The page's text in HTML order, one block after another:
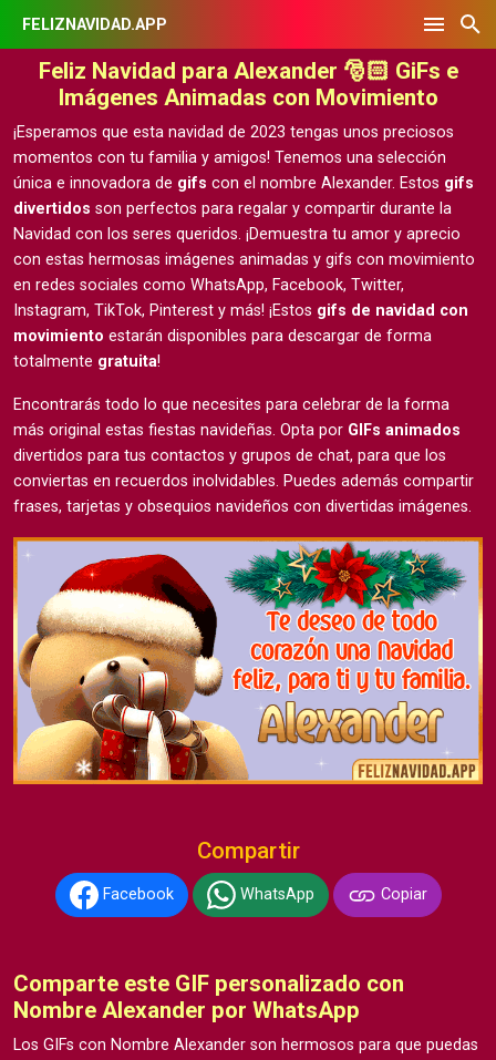
FELIZNAVIDAD.APP
Feliz Navidad para Alexander 🎅🏻 GiFs e
Imágenes Animadas con Movimiento
¡Esperamos que esta navidad de 2023 tengas unos preciosos
momentos con tu familia y amigos! Tenemos una selección
única e innovadora de gifs con el nombre Alexander. Estos gifs
divertidos son perfectos para regalar y compartir durante la
Navidad con los seres queridos. ¡Demuestra tu amor y aprecio
con estas hermosas imágenes animadas y gifs con movimiento
en redes sociales como WhatsApp, Facebook, Twitter,
Instagram, TikTok, Pinterest y más! ¡Estos gifs de navidad con
movimiento estarán disponibles para descargar de forma
totalmente gratuita!
Encontrarás todo lo que necesites para celebrar de la forma
más original estas fiestas navideñas. Opta por GIFs animados
divertidos para tus contactos y grupos de chat, para que los
conviertas en recuerdos inolvidables. Puedes además compartir
frases, tarjetas y obsequios navideños con divertidas imágenes.
Compartir
Facebook WhatsApp Copiar
Comparte este GIF personalizado con
Nombre Alexander por WhatsApp
Los GIFs con Nombre Alexander son hermosos para que puedas